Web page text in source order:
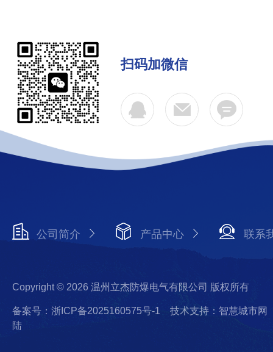
扫码加微信
公司简介 产品中心 联系
Copyright © 2026 温州立杰防爆电气有限公司 版权所有
备案号：浙ICP备2025160575号-1
技术支持：智慧城市网
陆